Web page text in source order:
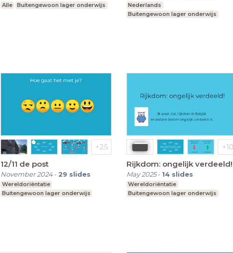
Alle Buitengewoon lager onderwijs
Nederlands
Buitengewoon lager onderwijs
12/11 de post
November 2024- 29 slides
Wereldoriëntatie
Buitengewoon lager onderwijs
Rijkdom: ongelijk verdeeld!
May 2025- 14 slides
Wereldoriëntatie
Buitengewoon lager onderwijs